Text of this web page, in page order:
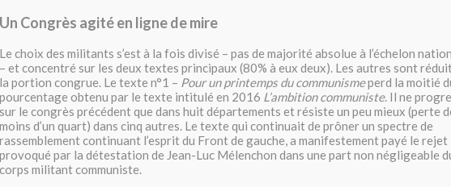
Un Congrès agité en ligne de mire
Le choix des militants s’est à la fois divisé – pas de majorité absolue à l’échelon
– et concentré sur les deux textes principaux (80% à eux deux). Les autres sont
la portion congrue. Le texte n°1 – Pour un printemps du communismeperd la moitié
pourcentage obtenu par le texte intitulé en 2016 L’ambition communiste. Il ne
sur le congrès précédent que dans huit départements et résiste un peu mieux (perte
moins d’un quart) dans cinq autres. Le texte qui continuait de prôner un spectre de
rassemblement continuant l’esprit du Front de gauche, a manifestement payé le rejet
provoqué par la détestation de Jean-Luc Mélenchon dans une part non négligeable
corps militant communiste.